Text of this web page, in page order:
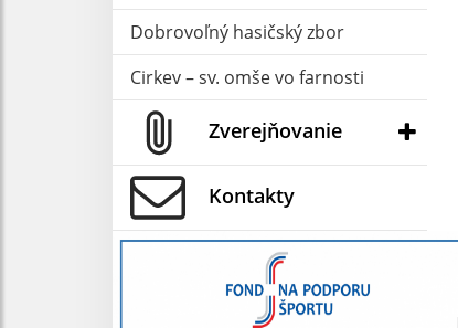
Dobrovoľný hasičský zbor
Cirkev – sv. omše vo farnosti
Zverejňovanie
Kontakty